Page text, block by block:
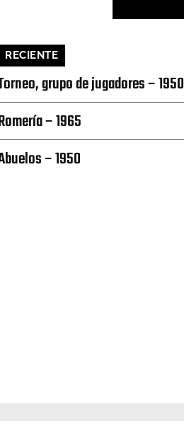
RECIENTE
grupo de jugadores – 1950
– 1965
– 1950